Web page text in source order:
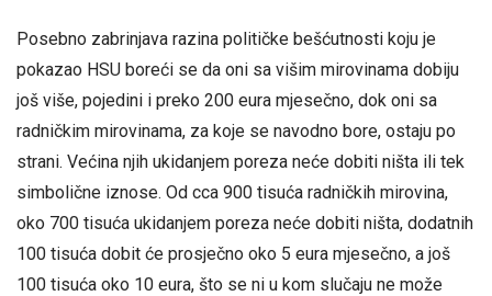
Posebno zabrinjava razina političke bešćutnosti koju je
pokazao HSU boreći se da oni sa višim mirovinama dobiju
još više, pojedini i preko 200 eura mjesečno, dok oni sa
radničkim mirovinama, za koje se navodno bore, ostaju po
strani. Većina njih ukidanjem poreza neće dobiti ništa ili tek
simbolične iznose. Od cca 900 tisuća radničkih mirovina,
oko 700 tisuća ukidanjem poreza neće dobiti ništa, dodatnih
100 tisuća dobit će prosječno oko 5 eura mjesečno, a još
100 tisuća oko 10 eura, što se ni u kom slučaju ne može